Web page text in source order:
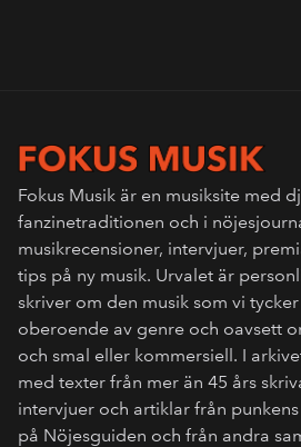
Fokus Musik är en musiksite med
fanzinetraditionen och i
musikrecensioner, intervjuer,
tips på ny musik. Urvalet är
skriver om den musik som vi
oberoende av genre och oavsett
och smal eller kommersiell. I
med texter från mer än 45 års
intervjuer och artiklar från
på Nöjesguiden och från andra